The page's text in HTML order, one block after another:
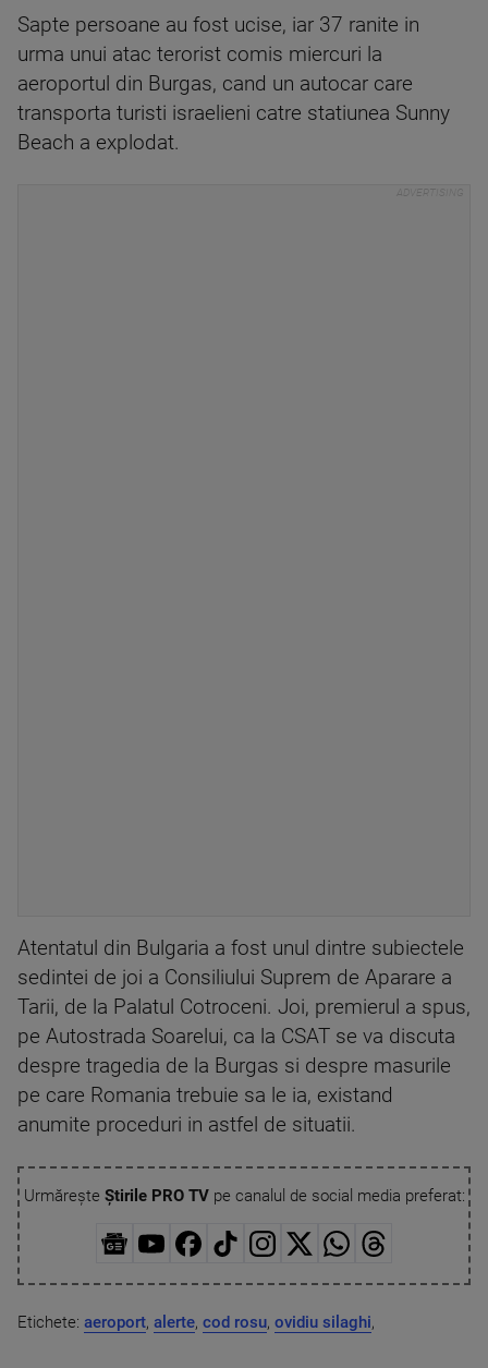
Sapte persoane au fost ucise, iar 37 ranite in
urma unui atac terorist comis miercuri la
aeroportul din Burgas, cand un autocar care
transporta turisti israelieni catre statiunea Sunny
Beach a explodat.
Atentatul din Bulgaria a fost unul dintre subiectele
sedintei de joi a Consiliului Suprem de Aparare a
Tarii, de la Palatul Cotroceni. Joi, premierul a spus,
pe Autostrada Soarelui, ca la CSAT se va discuta
despre tragedia de la Burgas si despre masurile
pe care Romania trebuie sa le ia, existand
anumite proceduri in astfel de situatii.
Urmărește Știrile PRO TVpe canalul de social media preferat:
Etichete: aeroport, alerte, cod rosu, ovidiu silaghi,